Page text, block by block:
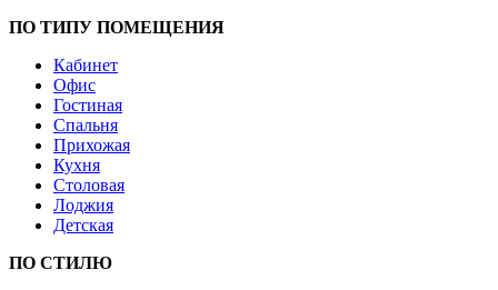
ПО ТИПУ ПОМЕЩЕНИЯ
Кабинет
Офис
Гостиная
Спальня
Прихожая
Кухня
Столовая
Лоджия
Детская
ПО СТИЛЮ